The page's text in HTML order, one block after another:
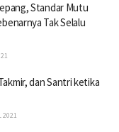
Standar Mutu
Tak Selalu
dan Santri ketika
2021